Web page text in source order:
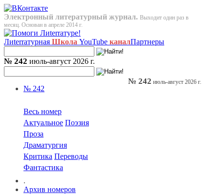
Электронный литературный журнал. Выходит один раз в
месяц. Основан в апреле 2014 г.
Лиterraтурная Школа YouTube каналПартнеры
№ 242 июль-август 2026 г.
№ 242
Весь номер
Актуальное Поэзия
Проза
Драматургия
Критика Переводы
Фантастика
.
Архив номеров
№ 242 июль-август 2026 г.